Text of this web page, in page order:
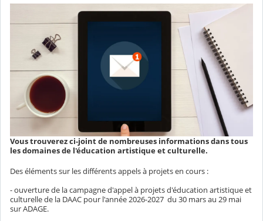
Vous trouverez ci-joint de nombreuses informations dans tous
les domaines de l'éducation artistique et culturelle.
Des éléments sur les différents appels à projets en cours :
- ouverture de la campagne d'appel à projets d'éducation artistique et
culturelle de la DAAC pour l'année 2026-2027 du 30 mars au 29 mai
sur ADAGE.